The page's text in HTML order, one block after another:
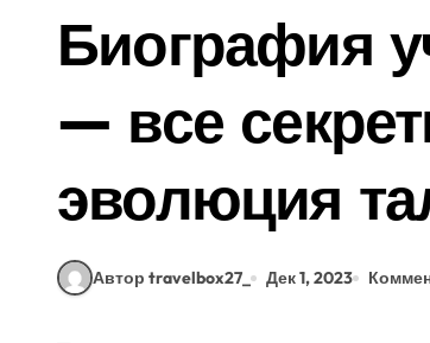
Биография
— все
эволюция
Автор travelbox27_ Дек 1, 2023